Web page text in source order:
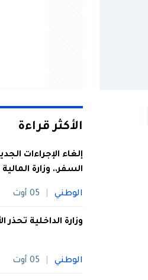
الأكثر قراءة
إلغاء الإجراءات
السفر.. وزارة
الوطني 05 أوت
وزارة الداخلية تحذر
الوطني 05 أوت